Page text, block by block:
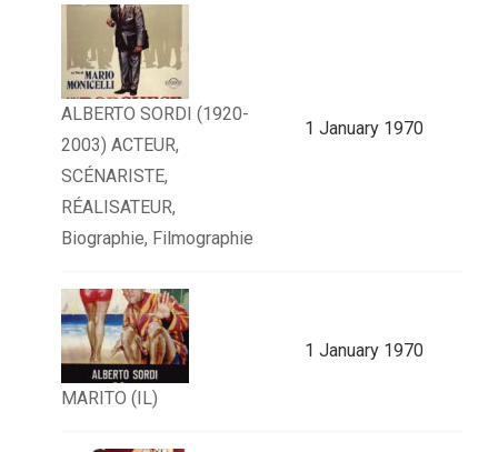
ALBERTO SORDI (1920-
2003) ACTEUR,
SCÉNARISTE,
RÉALISATEUR,
Biographie, Filmographie
1 January 1970
MARITO (IL)
1 January 1970